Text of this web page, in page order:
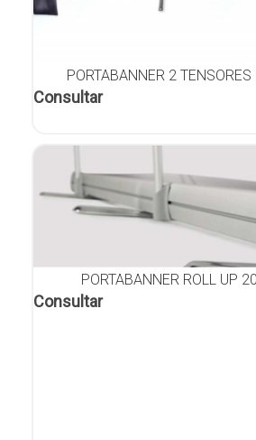
PORTABANNER 2
Consultar
PORTABANNER ROLL UP
Consultar